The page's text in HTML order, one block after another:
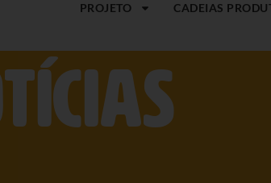
PROJETO CADEIAS